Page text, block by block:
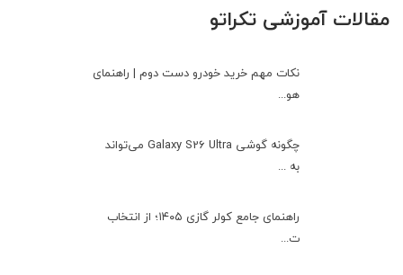
مقالات آموزشی تکراتو
نکات مهم خرید خودرو دست دوم | راهنمای
هو...
چگونه گوشی Galaxy S26 Ultra می‌تواند
به ...
راهنمای جامع کولر گازی ۱۴۰۵؛ از انتخاب
ت...